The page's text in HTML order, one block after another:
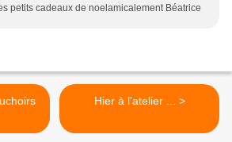
petits cadeaux de noelamicalement Béatrice
Hier à l'atelier ... >